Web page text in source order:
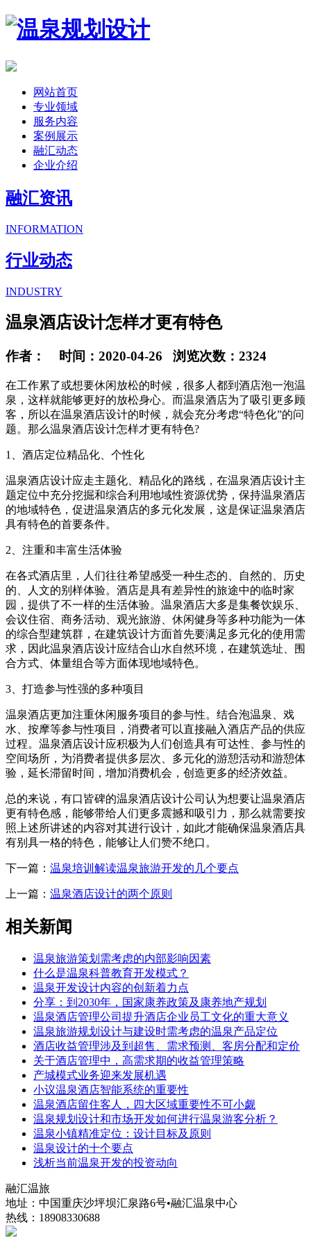
网站首页
专业领域
服务内容
案例展示
融汇动态
企业介绍
融汇资讯
INFORMATION
行业动态
INDUSTRY
温泉酒店设计怎样才更有特色
作者： 时间：2020-04-26 浏览次数：2324
在工作累了或想要休闲放松的时候，很多人都到酒店泡一泡温
泉，这样就能够更好的放松身心。而温泉酒店为了吸引更多顾
客，所以在温泉酒店设计的时候，就会充分考虑“特色化”的问
题。那么温泉酒店设计怎样才更有特色?
1、酒店定位精品化、个性化
温泉酒店设计应走主题化、精品化的路线，在温泉酒店设计主
题定位中充分挖掘和综合利用地域性资源优势，保持温泉酒店
的地域特色，促进温泉酒店的多元化发展，这是保证温泉酒店
具有特色的首要条件。
2、注重和丰富生活体验
在各式酒店里，人们往往希望感受一种生态的、自然的、历史
的、人文的别样体验。酒店是具有差异性的旅途中的临时家
园，提供了不一样的生活体验。温泉酒店大多是集餐饮娱乐、
会议住宿、商务活动、观光旅游、休闲健身等多种功能为一体
的综合型建筑群，在建筑设计方面首先要满足多元化的使用需
求，因此温泉酒店设计应结合山水自然环境，在建筑选址、围
合方式、体量组合等方面体现地域特色。
3、打造参与性强的多种项目
温泉酒店更加注重休闲服务项目的参与性。结合泡温泉、戏
水、按摩等参与性项目，消费者可以直接融入酒店产品的供应
过程。温泉酒店设计应积极为人们创造具有可达性、参与性的
空间场所，为消费者提供多层次、多元化的游憩活动和游憩体
验，延长滞留时间，增加消费机会，创造更多的经济效益。
总的来说，有口皆碑的温泉酒店设计公司认为想要让温泉酒店
更有特色感，能够带给人们更多震撼和吸引力，那么就需要按
照上述所讲述的内容对其进行设计，如此才能确保温泉酒店具
有别具一格的特色，能够让人们赞不绝口。
下一篇： 温泉培训解读温泉旅游开发的几个要点
上一篇： 温泉酒店设计的两个原则
相关新闻
温泉旅游策划需考虑的内部影响因素
什么是温泉科普教育开发模式？
温泉开发设计内容的创新着力点
分享：到2030年，国家康养政策及康养地产规划
温泉酒店管理公司提升酒店企业员工文化的重大意义
温泉旅游规划设计与建设时需考虑的温泉产品定位
酒店收益管理涉及到超售、需求预测、客房分配和定价
关于酒店管理中，高需求期的收益管理策略
产城模式业务迎来发展机遇
小议温泉酒店智能系统的重要性
温泉酒店留住客人，四大区域重要性不可小觑
温泉规划设计和市场开发如何进行温泉游客分析？
温泉小镇精准定位：设计目标及原则
温泉设计的十个要点
浅析当前温泉开发的投资动向
融汇温旅
地址：中国重庆沙坪坝汇泉路6号•融汇温泉中心
热线：18908330688